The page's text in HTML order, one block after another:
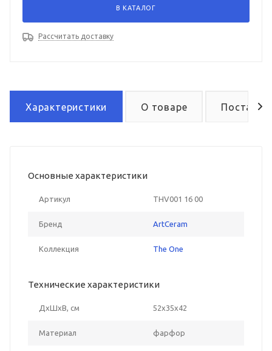
В КАТАЛОГ
Рассчитать доставку
Характеристики О товаре Поставка
Основные характеристики
Артикул THV001 16 00
Бренд ArtCeram
Коллекция The One
Технические характеристики
ДxШxВ, см 52x35x42
Материал фарфор